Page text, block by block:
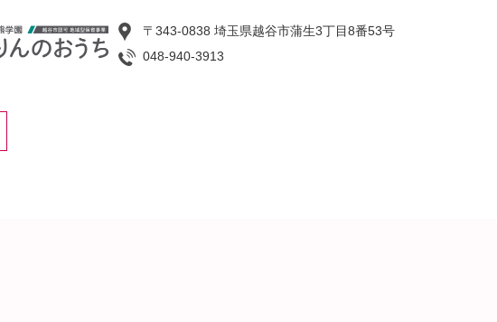
〒343-0838 埼玉県越谷市蒲生3丁目8番53号
048-940-3913